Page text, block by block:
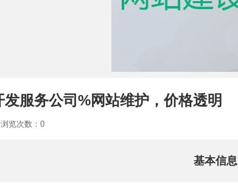
服务公司%网站维护，价格透明
浏览次数：0
基本信息